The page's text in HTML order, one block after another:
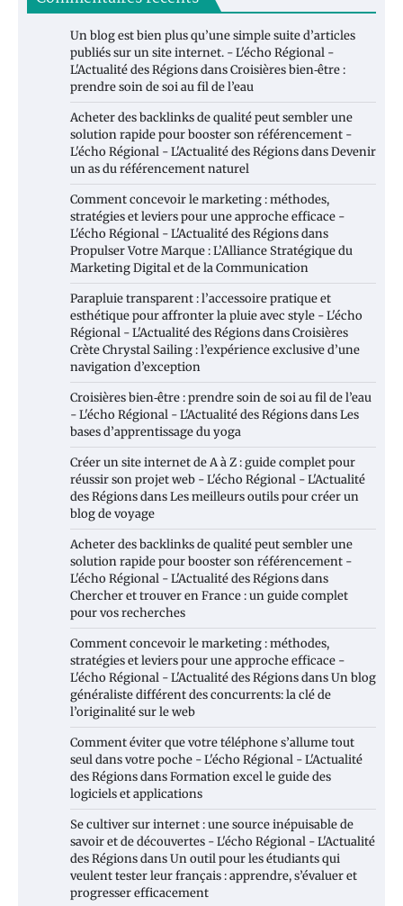
Un blog est bien plus qu’une simple suite d’articles
publiés sur un site internet. - L'écho Régional -
L'Actualité des RégionsdansCroisières bien‑être :
prendre soin de soi au fil de l’eau
Acheter des backlinks de qualité peut sembler une
solution rapide pour booster son référencement -
L'écho Régional - L'Actualité des RégionsdansDevenir
un as du référencement naturel
Comment concevoir le marketing : méthodes,
stratégies et leviers pour une approche efficace -
L'écho Régional - L'Actualité des Régionsdans
Propulser Votre Marque : L’Alliance Stratégique du
Marketing Digital et de la Communication
Parapluie transparent : l’accessoire pratique et
esthétique pour affronter la pluie avec style - L'écho
Régional - L'Actualité des RégionsdansCroisières
Crète Chrystal Sailing : l’expérience exclusive d’une
navigation d’exception
Croisières bien‑être : prendre soin de soi au fil de l’eau
- L'écho Régional - L'Actualité des RégionsdansLes
bases d’apprentissage du yoga
Créer un site internet de A à Z : guide complet pour
réussir son projet web - L'écho Régional - L'Actualité
des RégionsdansLes meilleurs outils pour créer un
blog de voyage
Acheter des backlinks de qualité peut sembler une
solution rapide pour booster son référencement -
L'écho Régional - L'Actualité des Régionsdans
Chercher et trouver en France : un guide complet
pour vos recherches
Comment concevoir le marketing : méthodes,
stratégies et leviers pour une approche efficace -
L'écho Régional - L'Actualité des RégionsdansUn blog
généraliste différent des concurrents: la clé de
l’originalité sur le web
Comment éviter que votre téléphone s’allume tout
seul dans votre poche - L'écho Régional - L'Actualité
des RégionsdansFormation excel le guide des
logiciels et applications
Se cultiver sur internet : une source inépuisable de
savoir et de découvertes - L'écho Régional - L'Actualité
des RégionsdansUn outil pour les étudiants qui
veulent tester leur français : apprendre, s’évaluer et
progresser efficacement